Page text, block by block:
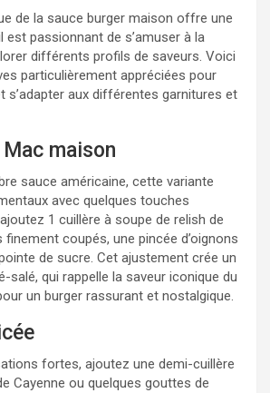
de la sauce burger maison offre une
est passionnant de s’amuser à la
différents profils de saveurs. Voici
particulièrement appréciées pour
s’adapter aux différentes garnitures et
maison
sauce américaine, cette variante
avec quelques touches
1 cuillère à soupe de relish de
coupés, une pincée d’oignons
de sucre. Cet ajustement crée un
salé, qui rappelle la saveur iconique du
un burger rassurant et nostalgique.
fortes, ajoutez une demi-cuillère
Cayenne ou quelques gouttes de